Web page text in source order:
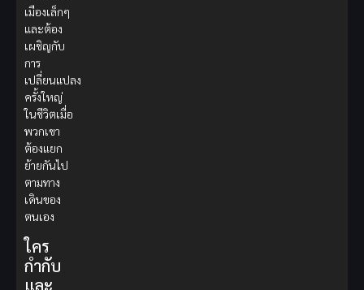
เมืองเล็กๆ
และต้อง
เผชิญกับ
การ
เปลี่ยนแปลง
ครั้งใหญ่
ในชีวิตเมื่อ
พวกเขา
ต้องแยก
ย้ายกันไป
ตามทาง
เดินของ
ตนเอง
ใคร
กำกับ
และ